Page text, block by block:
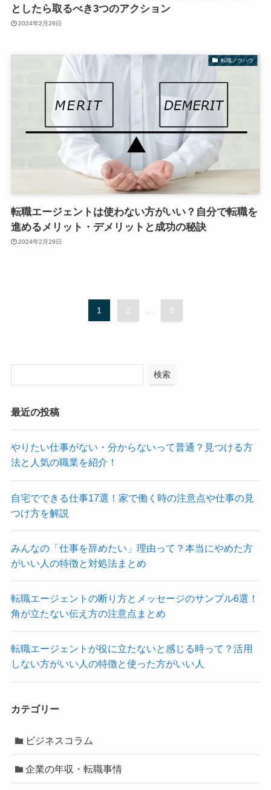
としたら取るべき3つのアクション
2024年2月29日
転職ノウハウ
転職エージェントは使わない方がいい？自分で転職を
進めるメリット・デメリットと成功の秘訣
2024年2月29日
1 2 ... 8
検索
最近の投稿
やりたい仕事がない・分からないって普通？見つける方
法と人気の職業を紹介！
自宅でできる仕事17選！家で働く時の注意点や仕事の見
つけ方を解説
みんなの「仕事を辞めたい」理由って？本当にやめた方
がいい人の特徴と対処法まとめ
転職エージェントの断り方とメッセージのサンプル6選！
角が立たない伝え方の注意点まとめ
転職エージェントが役に立たないと感じる時って？活用
しない方がいい人の特徴と使った方がいい人
カテゴリー
ビジネスコラム
企業の年収・転職事情